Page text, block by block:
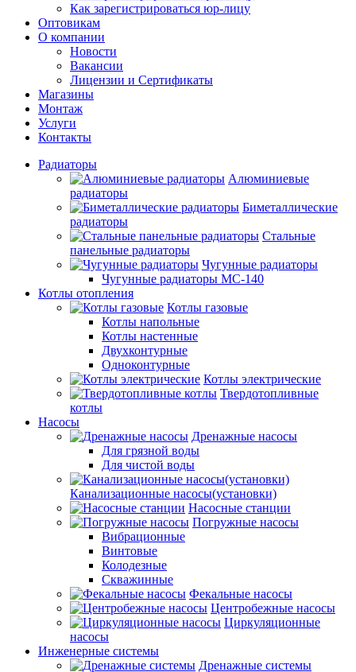
Как зарегистрироваться юр-лицу
Оптовикам
О компании
Новости
Вакансии
Лицензии и Сертификаты
Магазины
Монтаж
Услуги
Контакты
Радиаторы
Алюминиевые
радиаторы
Биметаллические
радиаторы
Стальные
панельные радиаторы
Чугунные радиаторы
Чугунные радиаторы МС-140
Котлы отопления
Котлы газовые
Котлы напольные
Котлы настенные
Двухконтурные
Одноконтурные
Котлы электрические
Твердотопливные
котлы
Насосы
Дренажные насосы
Для грязной воды
Для чистой воды
Канализационные насосы(установки)
Насосные станции
Погружные насосы
Вибрационные
Винтовые
Колодезные
Скважинные
Фекальные насосы
Центробежные насосы
Циркуляционные
насосы
Инженерные системы
Дренажные системы